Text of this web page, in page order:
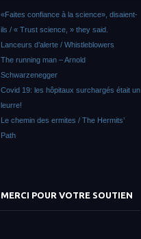
«Faites confiance à la science», disaient-
ils / « Trust science, » they said.
Lanceurs d’alerte / Whistleblowers
The running man – Arnold
Schwarzenegger
Covid 19: les hôpitaux surchargés était un
leurre!
Le chemin des ermites / The Hermits’
Path
MERCI POUR VOTRE SOUTIEN